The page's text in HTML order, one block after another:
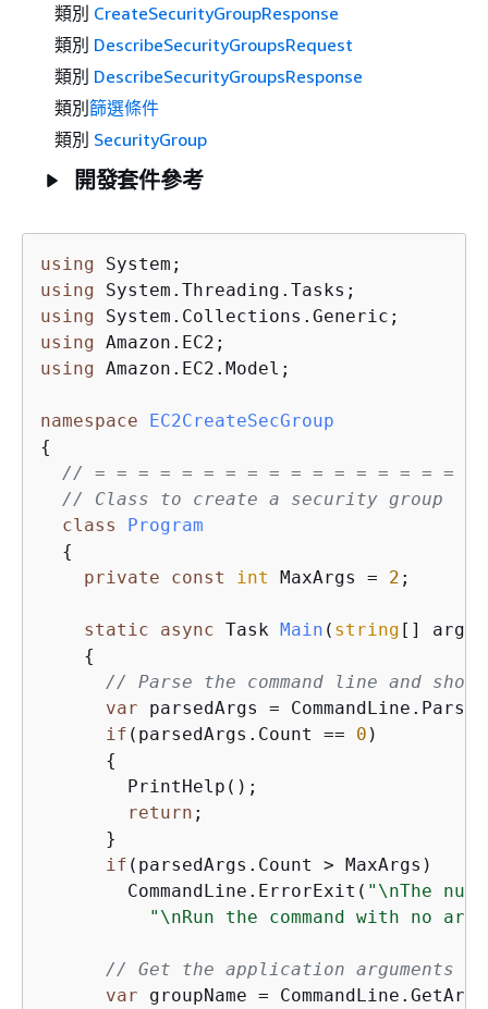
類別 CreateSecurityGroupResponse
類別 DescribeSecurityGroupsRequest
類別 DescribeSecurityGroupsResponse
類別篩選條件
類別 SecurityGroup
開發套件參考
using
using
using
using
using Amazon.EC2.Model;
namespace
EC2CreateSecGroup
{
// = = = = = = = = = = = = = = = = = =
// Class to create a security group
class
Program
{
private
const int MaxArgs = 2 ;
static async Task Main ( string [] args
{
// Parse the command line and
var parsedArgs =
if (parsedArgs.Count == 0 )
{
        PrintHelp();
return ;
      }
if (parsedArgs.Count > MaxArgs)
        CommandLine.ErrorExit(
"\nThe
"\nRun the command with no
// Get the application arguments
var groupName =